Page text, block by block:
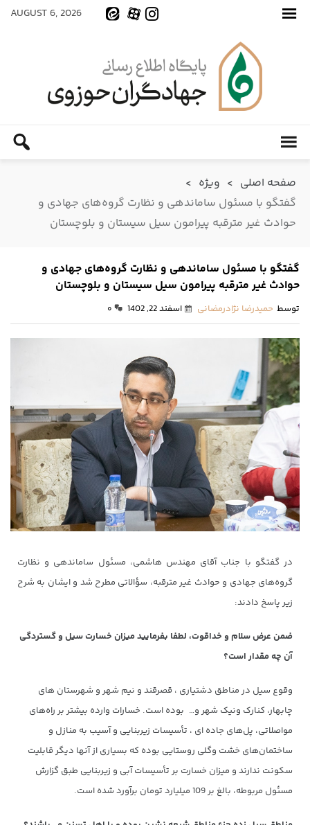
AUGUST 6, 2026
صفحه اصلی > ویژه >
گفتگو با مسئول ساماندهی و نظارت گروه‌های جهادی و
حوادث غیر مترقبه پیرامون سیل سیستان و بلوچستان
گفتگو با مسئول ساماندهی و نظارت گروه‌های جهادی و
حوادث غیر مترقبه پیرامون سیل سیستان و بلوچستان
توسط حمیدرضا نژادرمضانی اسفند 22, 1402 ۰
در گفتگو با جناب آقای مهندس هاشمی، مسئول ساماندهی و نظارت
گروه‌های جهادی و حوادث غیر مترقبه، سؤالاتی مطرح شد و ایشان به شرح
زیر پاسخ دادند:
ضمن عرض سلام و خداقوت، لطفا بفرمایید میزان خسارت سیل و گستردگی
آن چه مقدار است؟
وقوع سیل در مناطق دشتیاری ، قصرقند و نیم شهر و شهرستان های
چابهار، کنارک ونیک شهر و… بوده است. خسارات وارده بیشتر بر راه‌های
مواصلاتی، پل‌های جاده ای ، تأسیسات زیربنایی و آسیب به منازل و
ساختمان‌های خشت وگلی روستایی بوده که بسیاری از آنها دیگر قابلیت
سکونت ندارند و میزان خسارت بر تأسیسات آبی و زیربنایی طبق گزارش
مسئول مربوطه، بالغ بر 109 میلیارد تومان برآورد شده است.